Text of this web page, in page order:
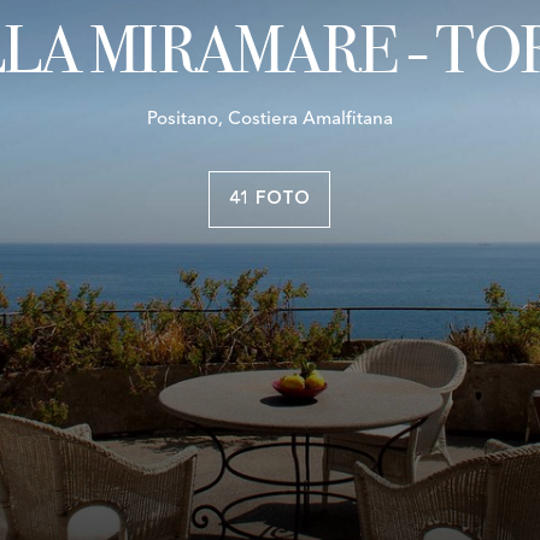
MIRAMARE -
Positano, Costiera Amalfitana
41 FOTO